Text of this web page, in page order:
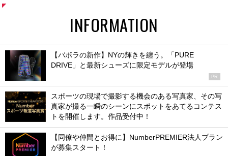
INFORMATION
【バボラの新作】NYの輝きを纏う。「PURE
DRIVE」と最新シューズに限定モデルが登場
PR
スポーツの現場で撮影する機会のある写真家、その写
真家が撮る一瞬のシーンにスポットをあてるコンテス
トを開催します。作品受付中！
【同僚や仲間とお得に】NumberPREMIER法人プラン
が募集スタート！